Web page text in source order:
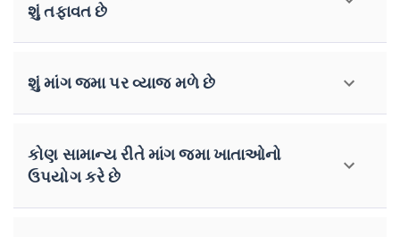
શું તફાવત છે
શું માંગ જમા પર વ્યાજ મળે છે
કોણ સામાન્ય રીતે માંગ જમા ખાતાઓનો
ઉપયોગ કરે છે